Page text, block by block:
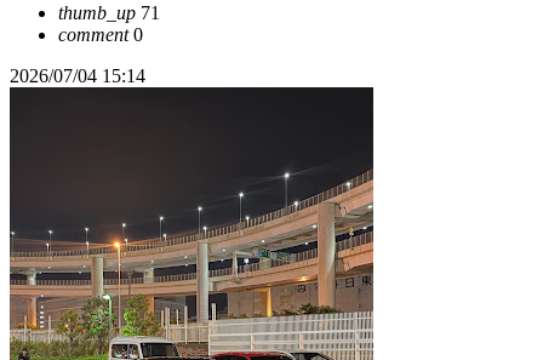
thumb_up 71
comment0
2026/07/04 15:14